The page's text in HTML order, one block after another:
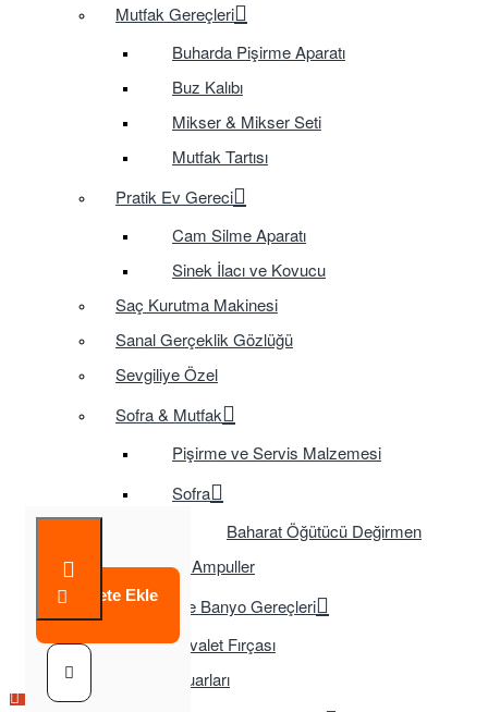
Mutfak Gereçleri
Buharda Pişirme Aparatı
Buz Kalıbı
Mikser & Mikser Seti
Mutfak Tartısı
Pratik Ev Gereci
Cam Silme Aparatı
Sinek İlacı ve Kovucu
Saç Kurutma Makinesi
Sanal Gerçeklik Gözlüğü
Sevgiliye Özel
Sofra & Mutfak
Pişirme ve Servis Malzemesi
Sofra
Baharat Öğütücü Değirmen
Tasarruflu Ampuller
Temizlik ve Banyo Gereçleri
Tuvalet Fırçası
TV Aksesuarları
Sepete Ekle
Çok Satılan Ürün
Çok Satılan Ürün
Çok Satılan Ürün
Çok Satılan Ürün
Çok Satılan Ürün